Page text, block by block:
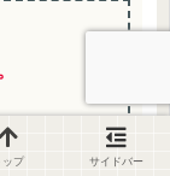
ップ サイドバー